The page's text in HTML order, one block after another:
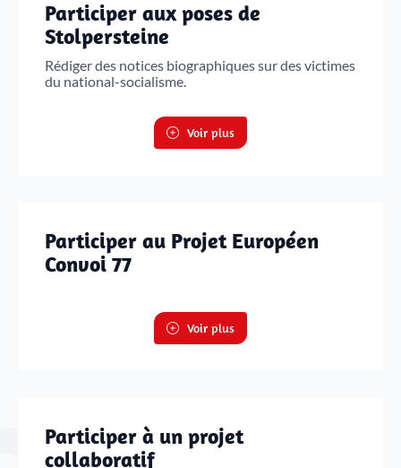
Participer aux poses de
Stolpersteine
Rédiger des notices biographiques sur des victimes
du national-socialisme.
Voir plus
Participer au Projet Européen
Convoi 77
Voir plus
Participer à un projet
collaboratif